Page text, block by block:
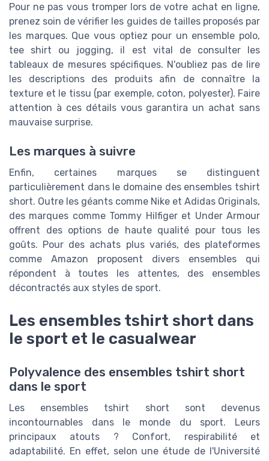
Pour ne pas vous tromper lors de votre achat en ligne,
prenez soin de vérifier les guides de tailles proposés par
les marques. Que vous optiez pour un ensemble polo,
tee shirt ou jogging, il est vital de consulter les
tableaux de mesures spécifiques. N'oubliez pas de lire
les descriptions des produits afin de connaître la
texture et le tissu (par exemple, coton, polyester). Faire
attention à ces détails vous garantira un achat sans
mauvaise surprise.
Les marques à suivre
Enfin, certaines marques se distinguent
particulièrement dans le domaine des ensembles tshirt
short. Outre les géants comme Nike et Adidas Originals,
des marques comme Tommy Hilfiger et Under Armour
offrent des options de haute qualité pour tous les
goûts. Pour des achats plus variés, des plateformes
comme Amazon proposent divers ensembles qui
répondent à toutes les attentes, des ensembles
décontractés aux styles de sport.
Les ensembles tshirt short dans
le sport et le casualwear
Polyvalence des ensembles tshirt short
dans le sport
Les ensembles tshirt short sont devenus
incontournables dans le monde du sport. Leurs
principaux atouts ? Confort, respirabilité et
adaptabilité. En effet, selon une étude de l'Université